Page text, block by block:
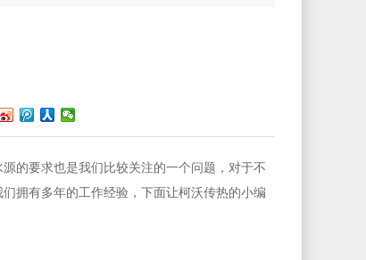
的要求也是我们比较关注的一个问题，对于不
拥有多年的工作经验，下面让柯沃传热的小编